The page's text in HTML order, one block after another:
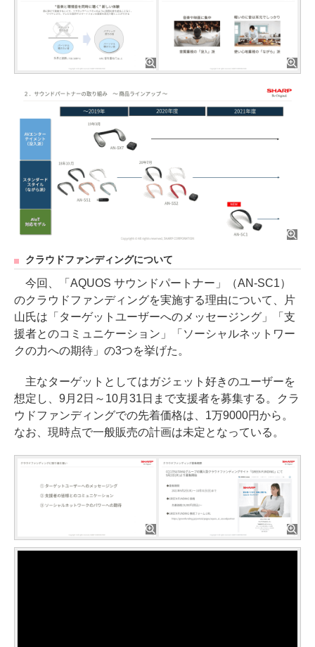
クラウドファンディングについて
今回、「AQUOS サウンドパートナー」（AN-SC1）
のクラウドファンディングを実施する理由について、片
山氏は「ターゲットユーザーへのメッセージング」「支
援者とのコミュニケーション」「ソーシャルネットワー
クの力への期待」の3つを挙げた。
主なターゲットとしてはガジェット好きのユーザーを
想定し、9月2日～10月31日まで支援者を募集する。クラ
ウドファンディングでの先着価格は、1万9000円から。
なお、現時点で一般販売の計画は未定となっている。